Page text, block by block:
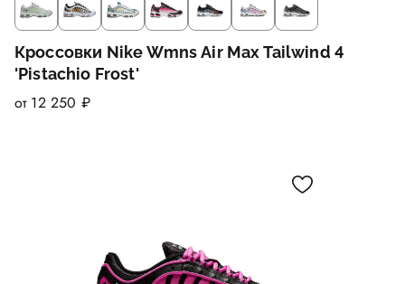
Кроссовки Nike Wmns Air Max Tailwind 4
'Pistachio Frost'
от 12 250 ₽